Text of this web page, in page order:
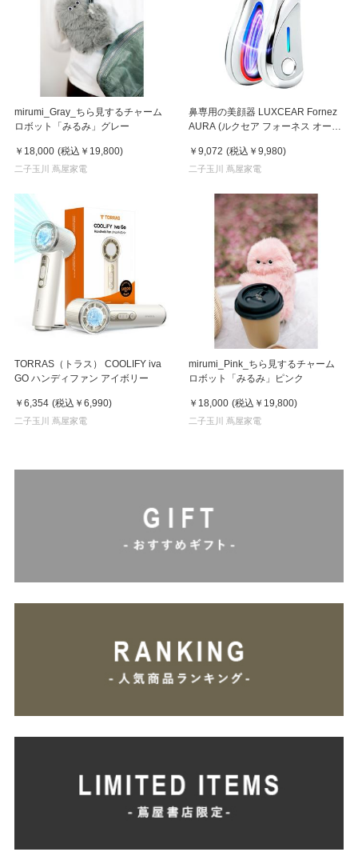
mirumi_Gray_ちら見するチャーム
ロボット「みるみ」グレー
￥18,000 (税込 ￥19,800)
二子玉川 蔦屋家電
鼻専用の美顔器 LUXCEAR Fornez
AURA (ルクセア フォーネス オー
￥9,072 (税込 ￥9,980)
二子玉川 蔦屋家電
TORRAS（トラス） COOLIFY iva
GO ハンディファン アイボリー
￥6,354 (税込 ￥6,990)
二子玉川 蔦屋家電
mirumi_Pink_ちら見するチャーム
ロボット「みるみ」ピンク
￥18,000 (税込 ￥19,800)
二子玉川 蔦屋家電